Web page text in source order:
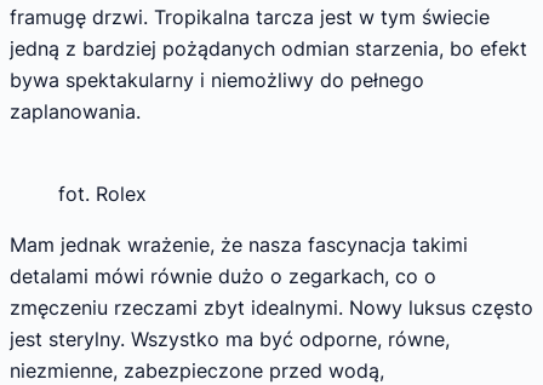
framugę drzwi. Tropikalna tarcza jest w tym świecie
jedną z bardziej pożądanych odmian starzenia, bo efekt
bywa spektakularny i niemożliwy do pełnego
zaplanowania.
fot. Rolex
Mam jednak wrażenie, że nasza fascynacja takimi
detalami mówi równie dużo o zegarkach, co o
zmęczeniu rzeczami zbyt idealnymi. Nowy luksus często
jest sterylny. Wszystko ma być odporne, równe,
niezmienne, zabezpieczone przed wodą,